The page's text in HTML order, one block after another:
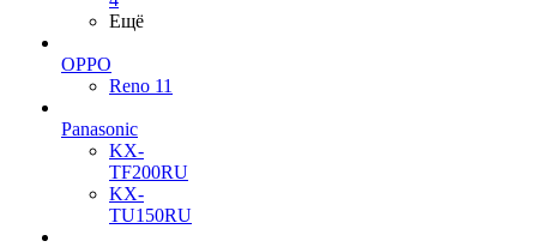
Ещё
OPPO
Reno 11
Panasonic
KX-
TF200RU
KX-
TU150RU